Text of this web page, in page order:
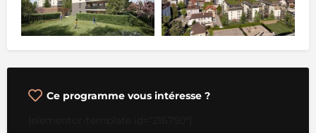
Ce programme vous intéresse ?